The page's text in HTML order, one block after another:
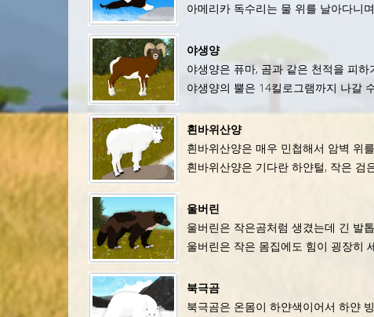
아메리카 독수리는 물 위를 날아다니
야생양
야생양은 퓨마, 곰과 같은 천적을 피
야생양의 뿔은 14킬로그램까지 나갈
흰바위산양
흰바위산양은 매우 민첩해서 암벽 위
흰바위산양은 기다란 하얀털, 작은 검
울버린
울버린은 작은곰처럼 생겼는데 긴 발
울버린은 작은 몸집에도 힘이 굉장히
북극곰
북극곰은 온몸이 하얀색이어서 하얀